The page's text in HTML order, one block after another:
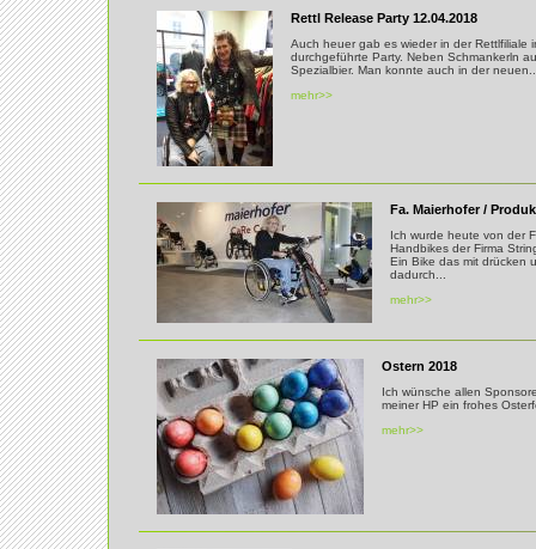
Rettl Release Party 12.04.2018
Auch heuer gab es wieder in der Rettlfiliale
durchgeführte Party. Neben Schmankerln
Spezialbier. Man konnte auch in der
mehr>>
Fa. Maierhofer /
Ich wurde heute von der
Handbikes der Firma
Ein Bike das mit drücken
dadurch...
mehr>>
Ostern 2018
Ich wünsche allen
meiner HP ein frohes
mehr>>